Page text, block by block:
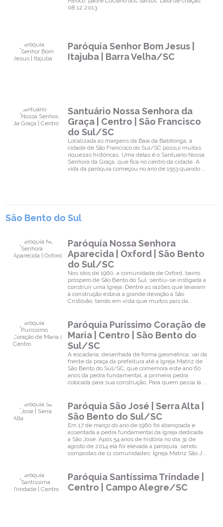
08.12.2013
Paróquia Senhor Bom Jesus |
Itajuba | Barra Velha/SC
Santuário Nossa Senhora da
Graça | Centro | São Francisco
do Sul/SC
Localizada as margens da Baía da Babitonga, a
cidade de São Francisco do Sul/SC possui muitas
riquezas históricas. Uma delas é o Santuário Nossa
Senhora da Graça, que fica no centro da cidade. A
vida da paróquia começou no ano de 1553 quando ...
São Bento do Sul
Paróquia Nossa Senhora
Aparecida | Oxford | São Bento
do Sul/SC
Nos idos de 1960, a comunidade de Oxford, bairro
próspero de São Bento do Sul, sentiu-se instigada a
construir uma Igreja. Dentre as razões que levaram
à construção estava a grande devoção a São
Cristóvão, tendo em vista que muitos pais da...
Paróquia Puríssimo Coração de
Maria | Centro | São Bento do
Sul/SC
A escadaria, desenhada de forma geométrica, vai da
frente da praça da prefeitura até a Igreja Matriz de
São Bento do Sul/SC, que comemora este ano 60
anos da pedra fundamental, a primeira pedra
colocada para sua construção. Para quem passa lá ...
Paróquia São José | Serra Alta |
São Bento do Sul/SC
Em 17 de março do ano de 1960 foi abençoada e
assentada a pedra fundamental da Igreja dedicada
a São José. Após 54 anos de história no dia 31 de
agosto de 2014 ela foi elevada a paróquia, sendo
compostas de 11 comunidades: Igreja Matriz São J...
Paróquia Santíssima Trindade |
Centro | Campo Alegre/SC